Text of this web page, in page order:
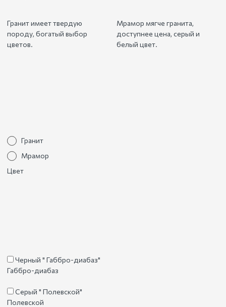
Гранит имеет твердую
породу, богатый выбор
цветов.
Мрамор мягче гранита,
доступнее цена, серый и
белый цвет.
Гранит
Мрамор
Цвет
Черный " Габбро-диабаз"
Габбро-диабаз
Серый " Полевской"
Полевской